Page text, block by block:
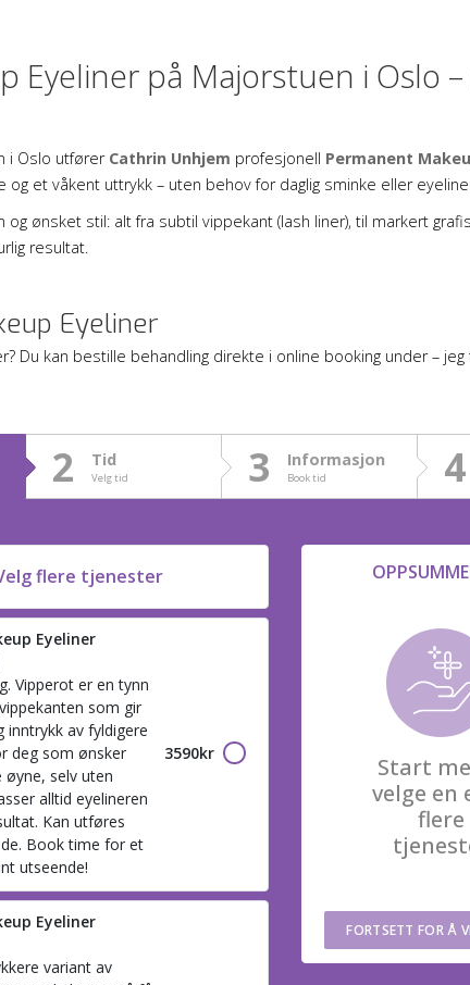
Eyeliner på Majorstuen i Oslo
i Oslo utfører Cathrin Unhjem profesjonell Permanent
et våkent uttrykk – uten behov for daglig sminke eller
og ønsket stil: alt fra subtil vippekant (lash liner), til markert
resultat.
Eyeliner
Du kan bestille behandling direkte i online booking under –